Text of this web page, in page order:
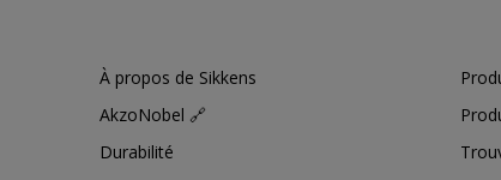
À propos de Sikkens
AkzoNobel 🔗
Durabilité